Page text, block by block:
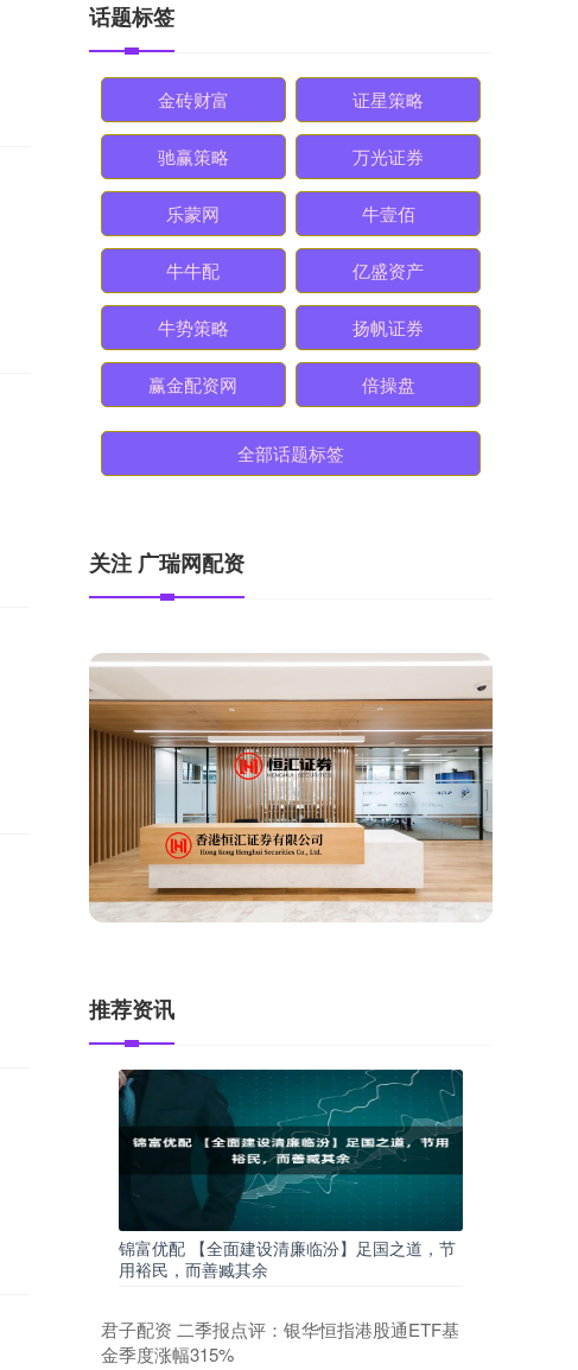
话题标签
金砖财富 证星策略
驰赢策略 万光证券
乐蒙网 牛壹佰
牛牛配 亿盛资产
牛势策略 扬帆证券
赢金配资网 倍操盘
全部话题标签
关注 广瑞网配资
推荐资讯
锦富优配 【全面建设清廉临汾】足国之道，节
用裕民，而善臧其余
君子配资 二季报点评：银华恒指港股通ETF基
金季度涨幅315%